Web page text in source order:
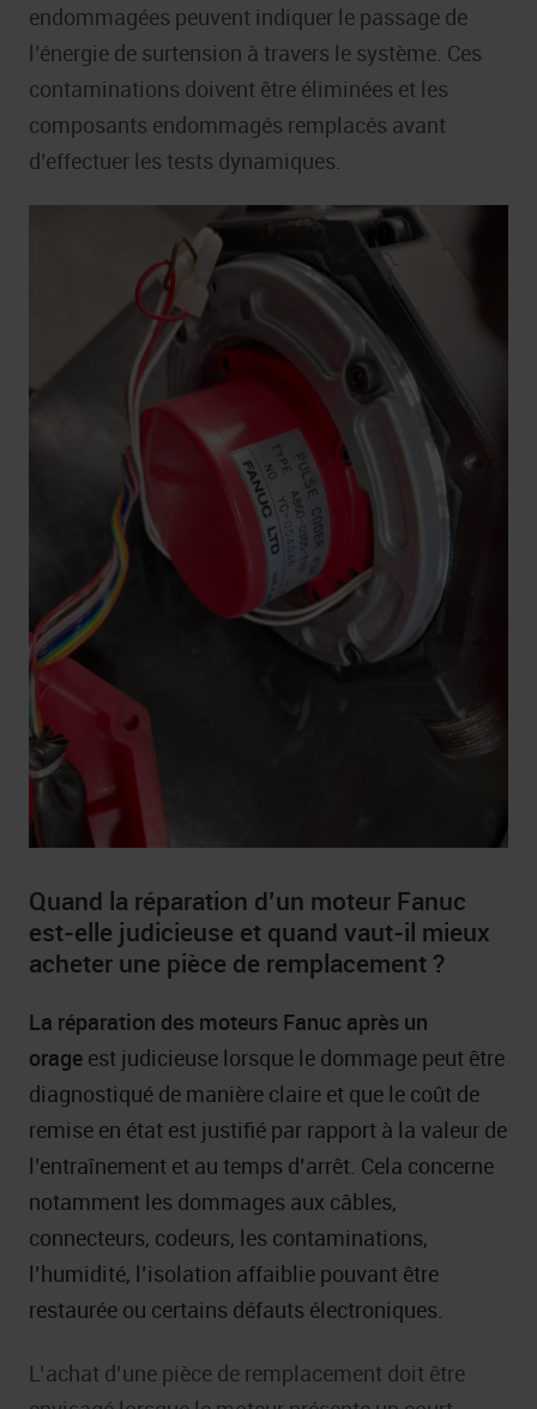
endommagées peuvent indiquer le passage de
l’énergie de surtension à travers le système. Ces
contaminations doivent être éliminées et les
composants endommagés remplacés avant
d’effectuer les tests dynamiques.
Quand la réparation d’un moteur Fanuc
est-elle judicieuse et quand vaut-il mieux
acheter une pièce de remplacement ?
La réparation des moteurs Fanuc après un
orage est judicieuse lorsque le dommage peut être
diagnostiqué de manière claire et que le coût de
remise en état est justifié par rapport à la valeur de
l’entraînement et au temps d’arrêt. Cela concerne
notamment les dommages aux câbles,
connecteurs, codeurs, les contaminations,
l’humidité, l’isolation affaiblie pouvant être
restaurée ou certains défauts électroniques.
L’achat d’une pièce de remplacement doit être